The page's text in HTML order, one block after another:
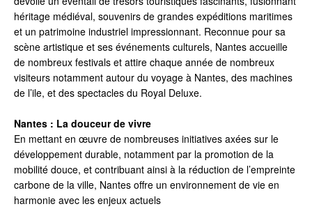
héritage médiéval, souvenirs de grandes expéditions maritimes
et un patrimoine industriel impressionnant. Reconnue pour sa
scène artistique et ses événements culturels, Nantes accueille
de nombreux festivals et attire chaque année de nombreux
visiteurs notamment autour du voyage à Nantes, des machines
de l’ile, et des spectacles du Royal Deluxe.
Nantes : La douceur de vivre
En mettant en œuvre de nombreuses initiatives axées sur le
développement durable, notamment par la promotion de la
mobilité douce, et contribuant ainsi à la réduction de l’empreinte
carbone de la ville, Nantes offre un environnement de vie en
harmonie avec les enjeux actuels